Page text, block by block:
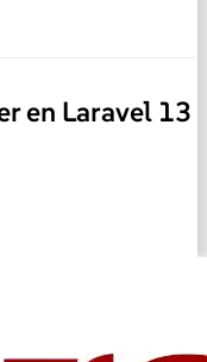
en Laravel 13